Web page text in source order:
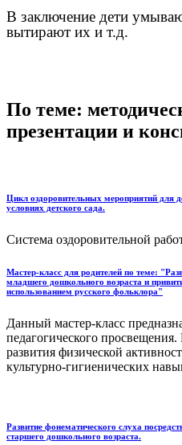
В заключение дети
вытирают их и т.д.
По теме:
презентации и
Цикл оздоровительных мероприятий для
условиях детского сада.
Система оздоровительной
Мастер-класс для родителей по теме:
младшего дошкольного возраста и
использованием русского фольклора"
Данный мастер-класс
педагогического
развития физической
культурно-гигиенических
Развитие фонематического слуха
старшего дошкольного возраста.